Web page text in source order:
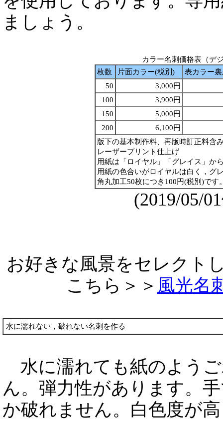
ましょう。
カラー名刺価格表（デ
枚数
片面カラー(税別)
表カラー
50
3,000円
100
3,900円
150
5,000円
200
6,100円
版下の基本制作料、再版時訂正料含
レーザープリント仕上げ
用紙は「ロイヤル」「グレイス」か
用紙の色合いがロイヤルは白く，グ
角丸加工50枚につき100円(税別)です
(2019/05/
お好きな風景をセレクト
こちら＞＞ 風光名
水に濡れない，破れない名刺を作る
水に濡れても紙のよう
ん。弾力性があります。
か破れません。白色度が